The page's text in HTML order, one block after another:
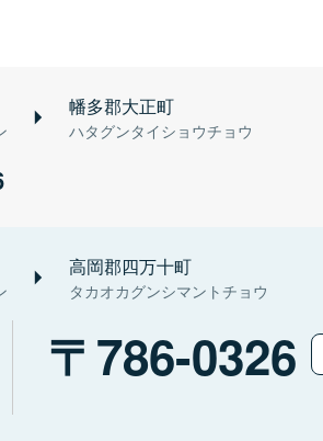
幡多郡大正町
ハタグンタイショウチョウ
高岡郡四万十町
タカオカグンシマントチョウ
786-0326